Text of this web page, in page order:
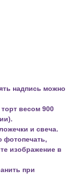
надпись можно
весом 900
и свеча.
фотопечать,
изображение в
при